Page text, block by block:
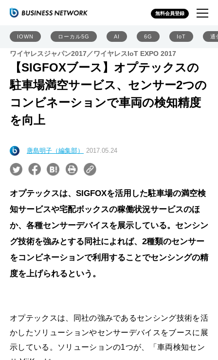
無料会員登録
IOWN ローカル5G AI 6G IoT 通
ワイヤレスジャパン2017／ワイヤレスIoT EXPO 2017
【SIGFOXブース】オプテックスの
駐車場満空サービス、センサー2つの
コンビネーションで車両の検知精度
を向上
唐島明子（編集部） 2017.05.24
オプテックスは、SIGFOXを活用した駐車場の満空検
知サービスや宅配ボックスの稼働状況サービスのほ
か、各種センサーデバイスを展示している。センシン
グ技術を強みとする同社によれば、2種類のセンサー
をコンビネーションで利用することでセンシングの精
度を上げられるという。
オプテックスは、同社の強みであるセンシング技術を活
かしたソリューションやセンサーデバイスをブースに展
示している。ソリューションの1つが、「車両検知セン